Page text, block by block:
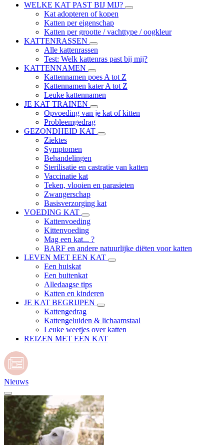
WELKE KAT PAST BIJ MIJ?
Kat adopteren of kopen
Katten per eigenschap
Katten per grootte / vachttype / oogkleur
KATTENRASSEN
Alle kattenrassen
Test: Welk kattenras past bij mij?
KATTENNAMEN
Kattennamen poes A tot Z
Kattennamen kater A tot Z
Leuke kattennamen
JE KAT TRAINEN
Opvoeding van je kat of kitten
Probleemgedrag
GEZONDHEID KAT
Ziektes
Symptomen
Behandelingen
Sterilisatie en castratie van katten
Vaccinatie kat
Teken, vlooien en parasieten
Zwangerschap
Basisverzorging kat
VOEDING KAT
Kattenvoeding
Kittenvoeding
Mag een kat... ?
BARF en andere natuurlijke diëten voor katten
LEVEN MET EEN KAT
Een huiskat
Een buitenkat
Alledaagse tips
Katten en kinderen
JE KAT BEGRIJPEN
Kattengedrag
Kattengeluiden & lichaamstaal
Leuke weetjes over katten
REIZEN MET EEN KAT
Nieuws